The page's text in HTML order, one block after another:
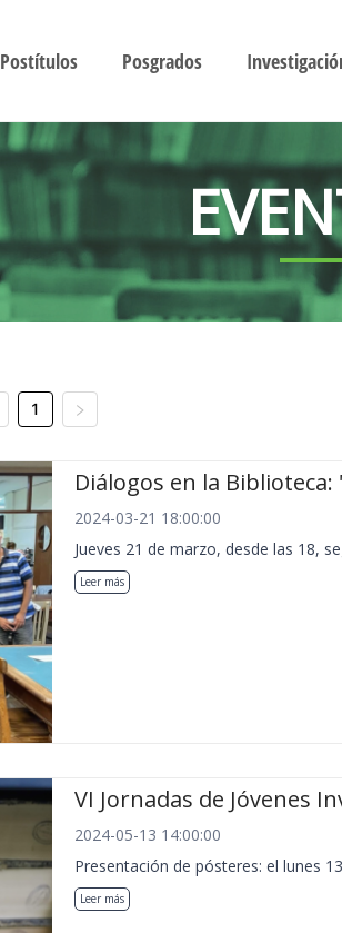
Postítulos Posgrados
1
Diálogos en la Biblioteca:
2024-03-21 18:00:00
Jueves 21 de marzo, desde las 18,
Leer más
VI Jornadas de Jóvenes
2024-05-13 14:00:00
Presentación de pósteres: el lunes
Leer más